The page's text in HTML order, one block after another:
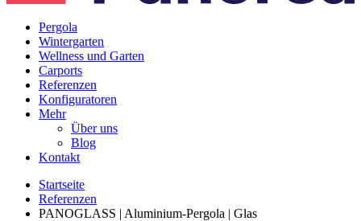
Pergola
Wintergarten
Wellness und Garten
Carports
Referenzen
Konfiguratoren
Mehr
Über uns
Blog
Kontakt
Startseite
Referenzen
PANOGLASS | Aluminium-Pergola | Glas